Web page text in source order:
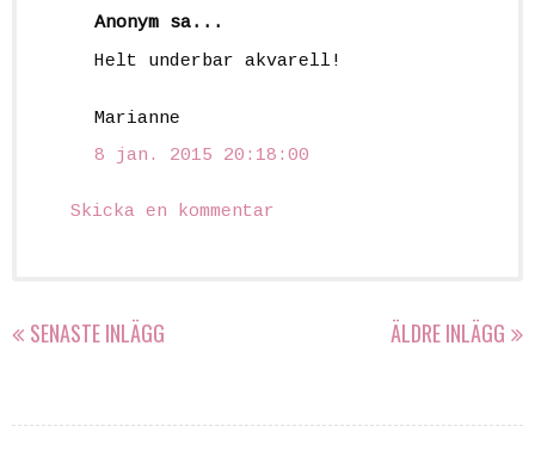
Anonym sa...
Helt underbar akvarell!
Marianne
8 jan. 2015 20:18:00
Skicka en kommentar
SENASTE INLÄGG ÄLDRE INLÄGG